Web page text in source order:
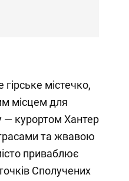
містечко,
місцем для
— курортом Хантер
та жвавою
приваблює
Сполучених